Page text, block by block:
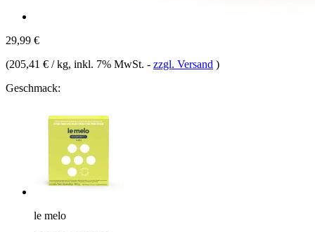
29,99 €
(205,41 € / kg, inkl. 7% MwSt. - zzgl. Versand )
Geschmack:
le melo